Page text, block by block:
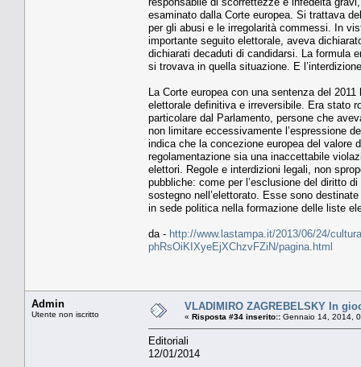
esaminato dalla Corte europea. Si trattava
per gli abusi e le irregolarità commessi. In
importante seguito elettorale, aveva
dichiarati decaduti di candidarsi. La formula
si trovava in quella situazione. E
La Corte europea con una sentenza del
elettorale definitiva e irreversibile. Era stato
particolare dal Parlamento, persone che
non limitare eccessivamente l’espressione
indica che la concezione europea del valore
regolamentazione sia una inaccettabile
elettori. Regole e interdizioni legali, non
pubbliche: come per l’esclusione del diritto
sostegno nell’elettorato. Esse sono
in sede politica nella formazione delle liste
da - http://www.lastampa.it/2013/06/24/
phRsOiKIXyeEjXChzvFZiN/pagina.html
Admin
Utente non iscritto
VLADIMIRO ZAGREBELSKY In
« Risposta #34 inserito:: Gennaio 14, 2014,
Editoriali
12/01/2014